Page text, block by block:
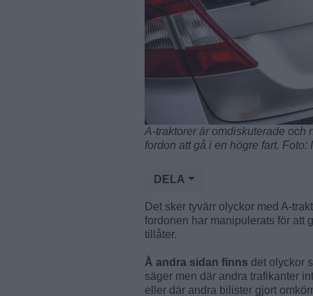
A-traktorer är omdiskuterade och
fordon att gå i en högre fart. Foto:
DELA
Det sker tyvärr olyckor med A-
fordonen har manipulerats för att
tillåter.
Å andra sidan finns det olyckor
säger men där andra trafikanter
eller där andra bilister gjort